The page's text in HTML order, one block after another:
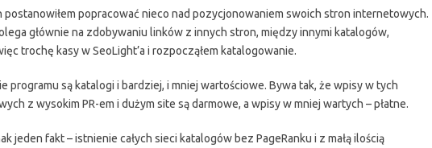
postanowiłem popracować nieco nad pozycjonowaniem swoich stron internetowych.
głównie na zdobywaniu linków z innych stron, między innymi katalogów,
trochę kasy w SeoLight’a i rozpocząłem katalogowanie.
programu są katalogi i bardziej, i mniej wartościowe. Bywa tak, że wpisy w tych
z wysokim PR-em i dużym site są darmowe, a wpisy w mniej wartych – płatne.
jeden fakt – istnienie całych sieci katalogów bez PageRanku i z małą ilością